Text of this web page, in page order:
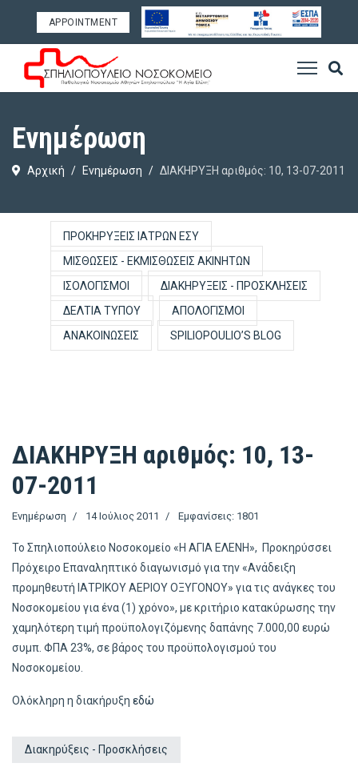
APPOINTMENT
Ενημέρωση
Αρχική Ενημέρωση ΔΙΑΚΗΡΥΞΗ αριθμός: 10, 13-07-2011
ΠΡΟΚΗΡΎΞΕΙΣ ΙΑΤΡΏΝ ΕΣΥ
ΜΙΣΘΏΣΕΙΣ - ΕΚΜΙΣΘΏΣΕΙΣ ΑΚΙΝΉΤΩΝ
ΙΣΟΛΟΓΙΣΜΟΊ
ΔΙΑΚΗΡΎΞΕΙΣ - ΠΡΟΣΚΛΉΣΕΙΣ
ΔΕΛΤΊΑ ΤΎΠΟΥ
ΑΠΟΛΟΓΙΣΜΟΊ
ΑΝΑΚΟΙΝΏΣΕΙΣ
SPILIOPOULIO’S BLOG
ΔΙΑΚΗΡΥΞΗ αριθμός: 10, 13-
07-2011
Ενημέρωση 14 Ιούλιος 2011 Εμφανίσεις: 1801
Το Σπηλιοπούλειο Νοσοκομείο «Η ΑΓΙΑ ΕΛΕΝΗ», Προκηρύσσει
Πρόχειρο Επαναληπτικό διαγωνισμό για την «Ανάδειξη
προμηθευτή ΙΑΤΡΙΚΟΥ ΑΕΡΙΟΥ ΟΞΥΓΟΝΟΥ» για τις ανάγκες του
Νοσοκομείου για ένα (1) χρόνο», με κριτήριο κατακύρωσης την
χαμηλότερη τιμή προϋπολογιζόμενης δαπάνης 7.000,00 ευρώ
συμπ. ΦΠΑ 23%, σε βάρος του προϋπολογισμού του
Νοσοκομείου.
Ολόκληρη η διακήρυξη εδώ
Διακηρύξεις - Προσκλήσεις